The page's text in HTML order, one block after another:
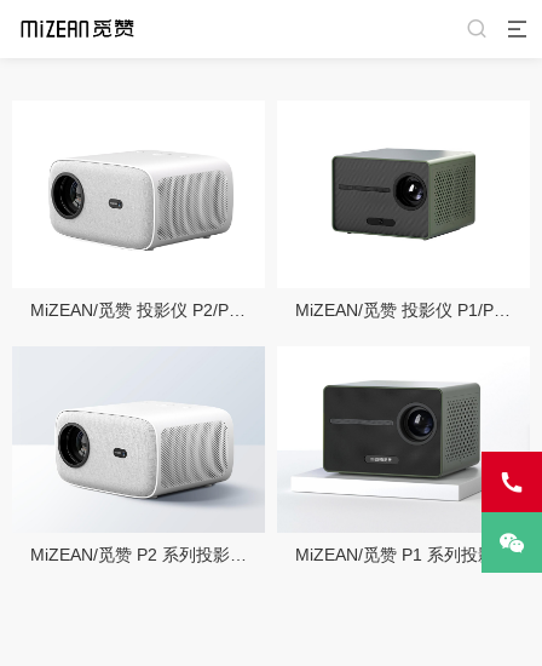
MiZEAN/觅赞 P2 系列投影仪使用指南 MiZEAN/觅赞 P1 系列投影仪使用指南